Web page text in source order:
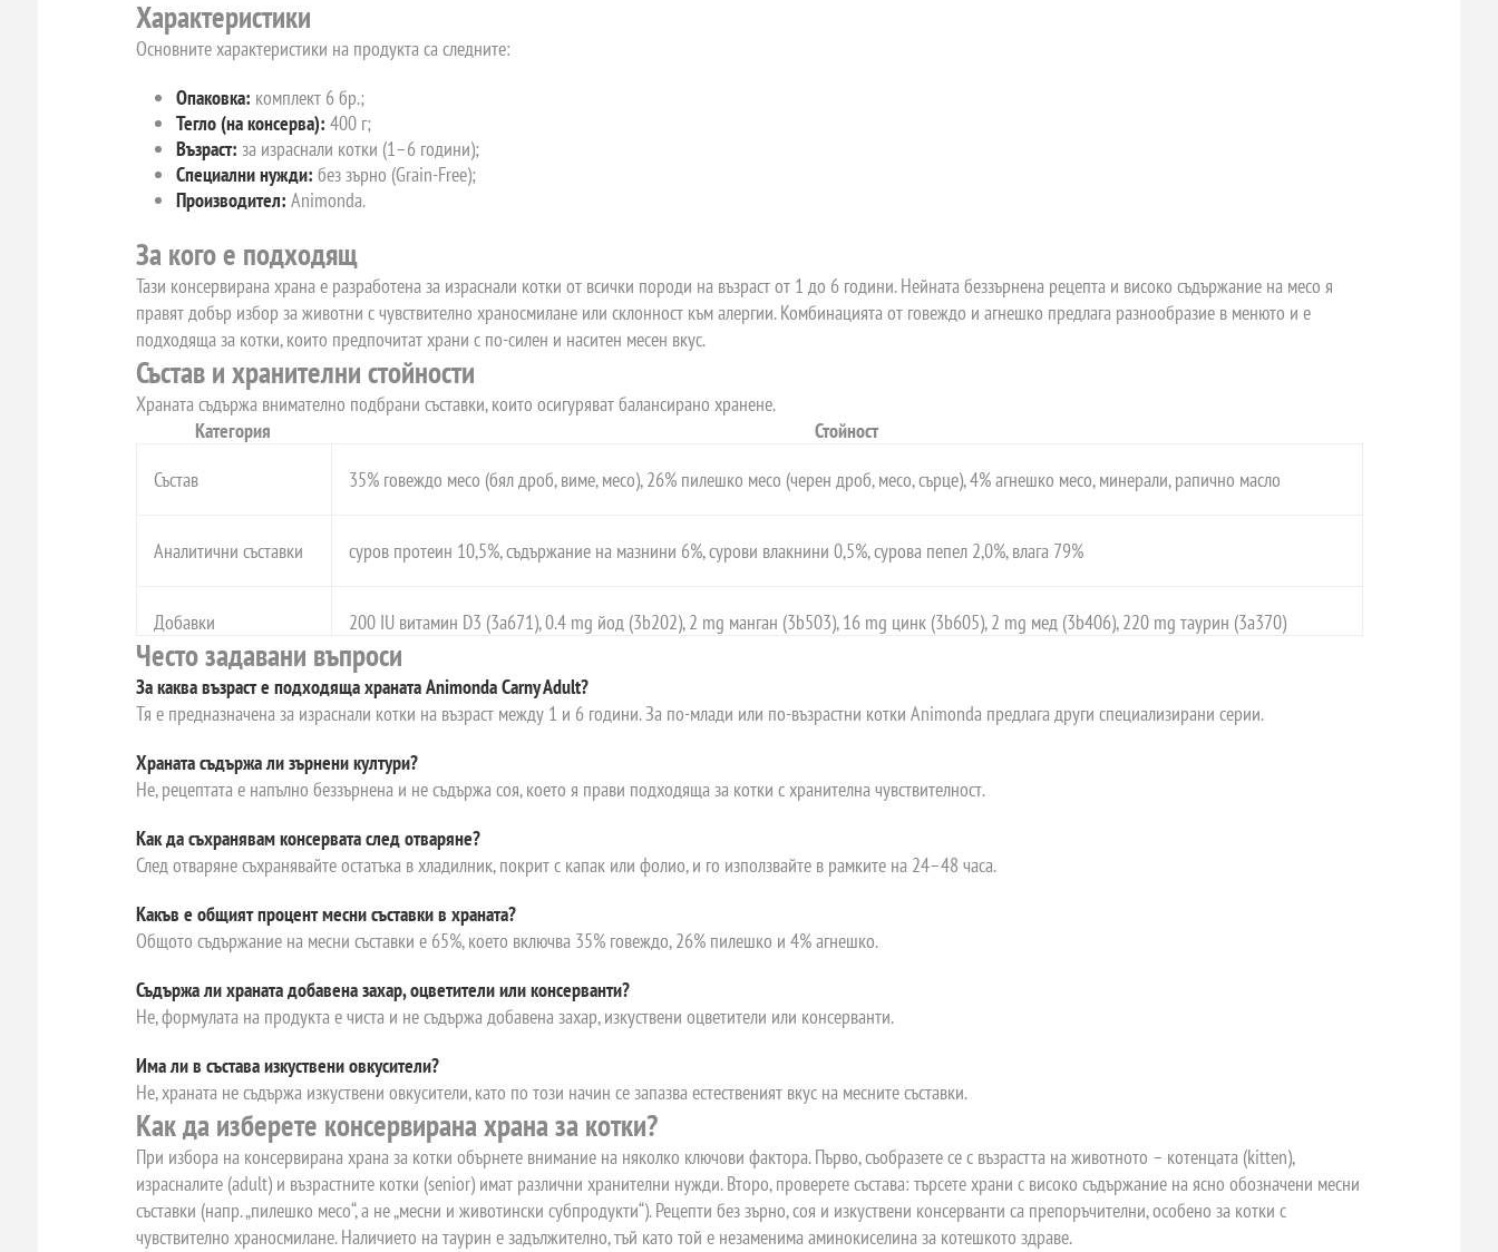
Характеристики
Основните характеристики на продукта са следните:
Опаковка: комплект 6 бр.;
Тегло (на консерва): 400 г;
Възраст: за израснали котки (1–6 години);
Специални нужди: без зърно (Grain-Free);
Производител: Animonda.
За кого е подходящ
Тази консервирана храна е разработена за израснали котки от всички породи на възраст от 1 до 6 години. Нейната беззърнена рецепта и високо съдържание на месо я
правят добър избор за животни с чувствително храносмилане или склонност към алергии. Комбинацията от говеждо и агнешко предлага разнообразие в менюто и е
подходяща за котки, които предпочитат храни с по-силен и наситен месен вкус.
Състав и хранителни стойности
Храната съдържа внимателно подбрани съставки, които осигуряват балансирано хранене.
Категория
Стойност
Състав
35% говеждо месо (бял дроб, виме, месо), 26% пилешко месо (черен дроб, месо, сърце), 4% агнешко месо, минерали, рапично масло
Аналитични съставки суров протеин 10,5%, съдържание на мазнини 6%, сурови влакнини 0,5%, сурова пепел 2,0%, влага 79%
Добавки 200 IU витамин D3 (3a671), 0.4 mg йод (3b202), 2 mg манган (3b503), 16 mg цинк (3b605), 2 mg мед (3b406), 220 mg таурин (3a370)
Често задавани въпроси
За каква възраст е подходяща храната Animonda Carny Adult?
Тя е предназначена за израснали котки на възраст между 1 и 6 години. За по-млади или по-възрастни котки Animonda предлага други специализирани серии.
Храната съдържа ли зърнени култури?
Не, рецептата е напълно беззърнена и не съдържа соя, което я прави подходяща за котки с хранителна чувствителност.
Как да съхранявам консервата след отваряне?
След отваряне съхранявайте остатъка в хладилник, покрит с капак или фолио, и го използвайте в рамките на 24–48 часа.
Какъв е общият процент месни съставки в храната?
Общото съдържание на месни съставки е 65%, което включва 35% говеждо, 26% пилешко и 4% агнешко.
Съдържа ли храната добавена захар, оцветители или консерванти?
Не, формулата на продукта е чиста и не съдържа добавена захар, изкуствени оцветители или консерванти.
Има ли в състава изкуствени овкусители?
Не, храната не съдържа изкуствени овкусители, като по този начин се запазва естественият вкус на месните съставки.
Как да изберете консервирана храна за котки?
При избора на консервирана храна за котки обърнете внимание на няколко ключови фактора. Първо, съобразете се с възрастта на животното – котенцата (kitten),
израсналите (adult) и възрастните котки (senior) имат различни хранителни нужди. Второ, проверете състава: търсете храни с високо съдържание на ясно обозначени месни
съставки (напр. „пилешко месо“, а не „месни и животински субпродукти“). Рецепти без зърно, соя и изкуствени консерванти са препоръчителни, особено за котки с
чувствително храносмилане. Наличието на таурин е задължително, тъй като той е незаменима аминокиселина за котешкото здраве.